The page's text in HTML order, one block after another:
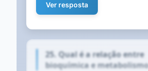
Ver resposta
25. Qual é a relação entre
bioquímica e